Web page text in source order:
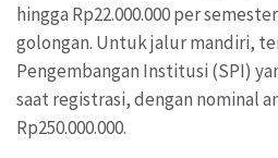
hingga Rp22.000.000 per
golongan. Untuk jalur mandiri,
Pengembangan Institusi (SPI)
saat registrasi, dengan nominal
Rp250.000.000.